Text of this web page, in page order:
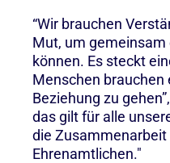
“Wir brauchen
Mut, um
können. Es steckt
Menschen brauchen
Beziehung zu
das gilt für alle
die
Ehrenamtlichen."